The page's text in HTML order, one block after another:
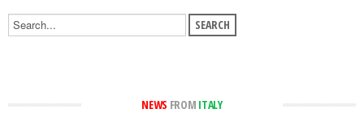
NEWS FROM ITALY